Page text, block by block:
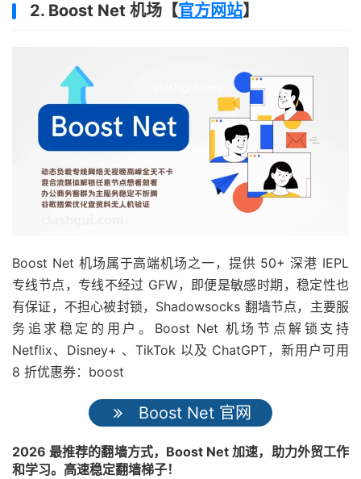
2. Boost Net 机场【官方网站】
Boost Net 机场属于高端机场之一，提供 50+ 深港 IEPL
专线节点，专线不经过 GFW，即便是敏感时期，稳定性也
有保证，不担心被封锁，Shadowsocks 翻墙节点，主要服
务追求稳定的用户。Boost Net 机场节点解锁支持
Netflix、Disney+ 、TikTok 以及 ChatGPT，新用户可用
8 折优惠券：boost
Boost Net 官网
2026 最推荐的翻墙方式，Boost Net 加速，助力外贸工作
和学习。高速稳定翻墙梯子！